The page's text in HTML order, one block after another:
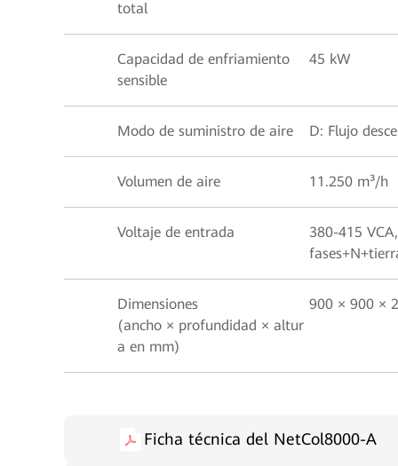
total
Capacidad de enfriamiento
sensible
45 kW
Modo de suministro de aire D: Flujo
Volumen de aire 11.250 m³/h
Voltaje de entrada
380-415
Dimensiones
(ancho × profundidad × altur
a en mm)
900 × 900 ×
Ficha técnica del NetCol8000-A